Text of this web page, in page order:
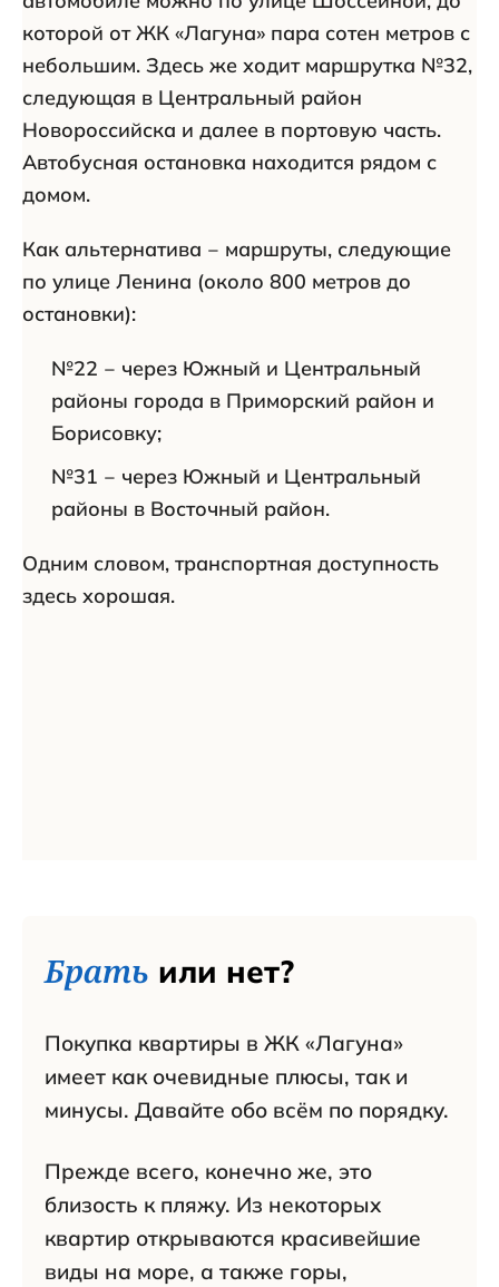
которой от ЖК «Лагуна» пара сотен метров с
небольшим. Здесь же ходит маршрутка №32,
следующая в Центральный район
Новороссийска и далее в портовую часть.
Автобусная остановка находится рядом с
домом.
Как альтернатива ‒ маршруты, следующие
по улице Ленина (около 800 метров до
остановки):
№22 ‒ через Южный и Центральный
районы города в Приморский район и
Борисовку;
№31 ‒ через Южный и Центральный
районы в Восточный район.
Одним словом, транспортная доступность
здесь хорошая.
Брать или нет?
Покупка квартиры в ЖК «Лагуна»
имеет как очевидные плюсы, так и
минусы. Давайте обо всём по порядку.
Прежде всего, конечно же, это
близость к пляжу. Из некоторых
квартир открываются красивейшие
виды на море, а также горы,